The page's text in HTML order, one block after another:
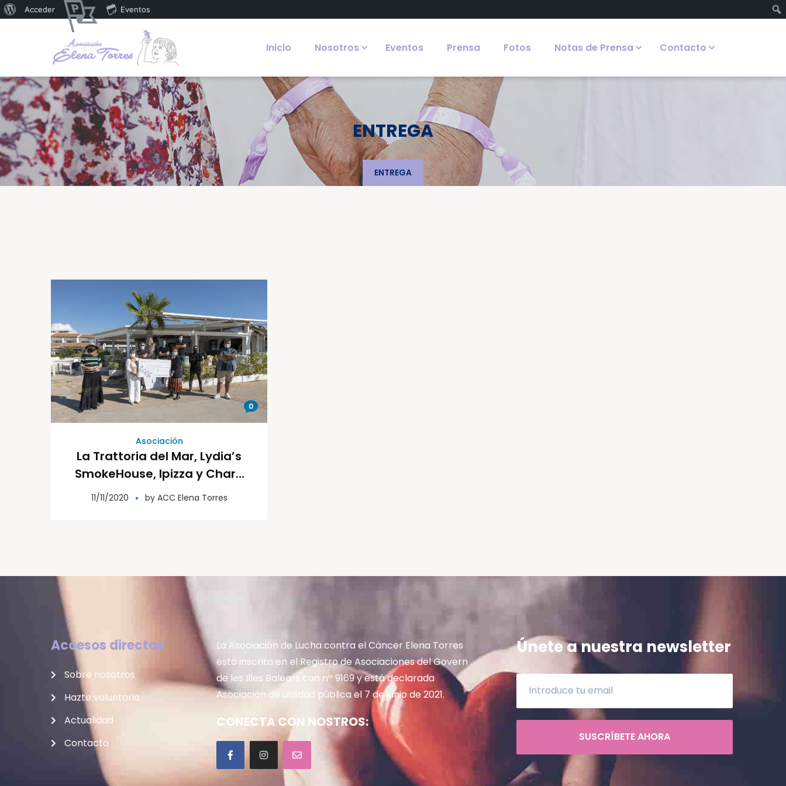
Inicio Nosotros Eventos Prensa Fotos Notas de Prensa Contacto
ENTREGA
ENTREGA
0
Asociación
La Trattoria del Mar, Lydia’s
SmokeHouse, Ipizza y Charo
Ruiz donan a la Asociación
Elena Torres 4.413 euros
11/11/2020 by ACC Elena Torres
Accesos directos
Sobre nosotros
Hazte voluntario
Actualidad
Contacto
La Asociación de Lucha contra el Cáncer Elena Torres
está inscrita en el Registro de Asociaciones del Govern
de les Illes Balears con nº 9169 y está declarada
Asociación de utilidad pública el 7 de junio de 2021.
CONECTA CON NOSTROS:
Únete a nuestra newsletter
SUSCRÍBETE AHORA
Acceder
Promoter
Eventos